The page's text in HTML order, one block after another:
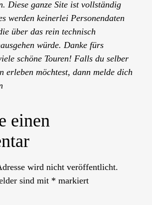
. Diese ganze Site ist vollständig
werden keinerlei Personendaten
über das rein technisch
würde. Danke fürs
schöne Touren! Falls du selber
erleben möchtest, dann melde dich
einen
wird nicht veröffentlicht.
sind mit * markiert